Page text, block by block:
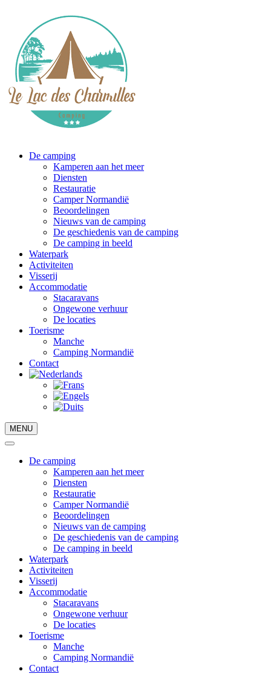
De camping
Kamperen aan het meer
Diensten
Restauratie
Camper Normandië
Beoordelingen
Nieuws van de camping
De geschiedenis van de camping
De camping in beeld
Waterpark
Activiteiten
Visserij
Accommodatie
Stacaravans
Ongewone verhuur
De locaties
Toerisme
Manche
Camping Normandië
Contact
MENU
De camping
Kamperen aan het meer
Diensten
Restauratie
Camper Normandië
Beoordelingen
Nieuws van de camping
De geschiedenis van de camping
De camping in beeld
Waterpark
Activiteiten
Visserij
Accommodatie
Stacaravans
Ongewone verhuur
De locaties
Toerisme
Manche
Camping Normandië
Contact